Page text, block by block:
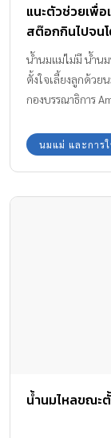
แนะตัวช่วยเพื่
สต๊อกกินไปจน
น้ำนมแม่ไม่มี น้ำน
ตั้งใจเลี้ยงลูกด้วย
กองบรรณาธิการ
ค่ะ ถ้าคุณแม่กดปุ่ม
แม้จะมีอุปสรรคเข้
พัฒนาการการเจริ
นมแม่ และการ
น้ำนมไหลขณะ